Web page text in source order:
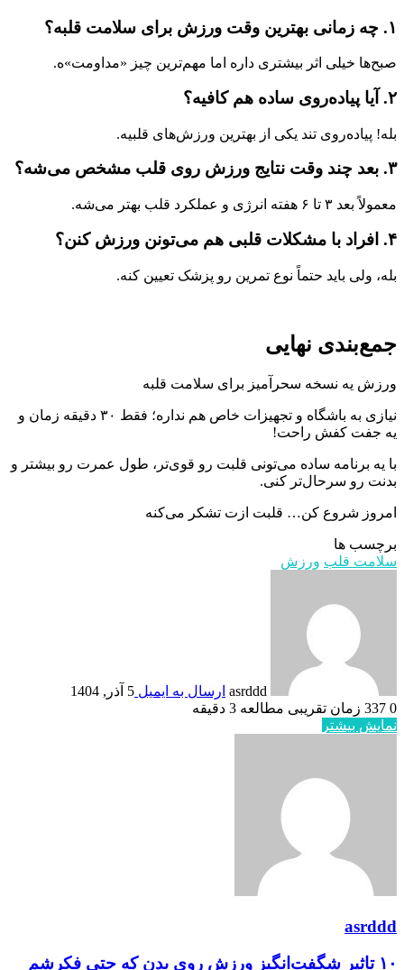
۱. چه زمانی بهترین وقت ورزش برای سلامت قلبه؟
صبح‌ها خیلی اثر بیشتری داره اما مهم‌ترین چیز «مداومت»ه.
۲. آیا پیاده‌روی ساده هم کافیه؟
بله! پیاده‌روی تند یکی از بهترین ورزش‌های قلبیه.
۳. بعد چند وقت نتایج ورزش روی قلب مشخص می‌شه؟
معمولاً بعد ۳ تا ۶ هفته انرژی و عملکرد قلب بهتر می‌شه.
۴. افراد با مشکلات قلبی هم می‌تونن ورزش کنن؟
بله، ولی باید حتماً نوع تمرین رو پزشک تعیین کنه.
جمع‌بندی نهایی
ورزش یه نسخه سحرآمیز برای سلامت قلبه
نیازی به باشگاه و تجهیزات خاص هم نداره؛ فقط ۳۰ دقیقه زمان و
یه جفت کفش راحت!
با یه برنامه ساده می‌تونی قلبت رو قوی‌تر، طول عمرت رو بیشتر و
بدنت رو سرحال‌تر کنی.
امروز شروع کن… قلبت ازت تشکر می‌کنه
برچسب ها
سلامت قلب ورزش
asrddd ارسال به ایمیل 5 آذر, 1404
0
زمان تقریبی مطالعه 3 دقیقه
نمایش بیشتر
asrddd
۱۰ تاثیر شگفت‌انگیز ورزش روی بدن که حتی فکرشم